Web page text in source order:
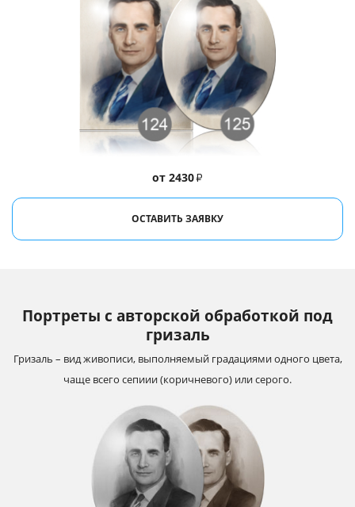
от 2430₽
ОСТАВИТЬ ЗАЯВКУ
Портреты с авторской обработкой под
гризаль
Гризаль – вид живописи, выполняемый градациями одного цвета,
чаще всего сепиии (коричневого) или серого.